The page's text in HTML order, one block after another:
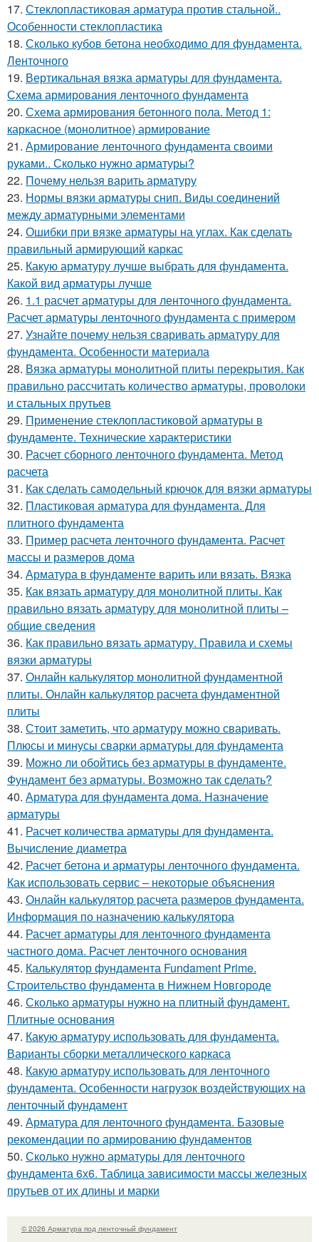
17. Стеклопластиковая арматура против стальной..
Особенности стеклопластика
18. Сколько кубов бетона необходимо для фундамента.
Ленточного
19. Вертикальная вязка арматуры для фундамента.
Схема армирования ленточного фундамента
20. Схема армирования бетонного пола. Метод 1:
каркасное (монолитное) армирование
21. Армирование ленточного фундамента своими
руками.. Сколько нужно арматуры?
22. Почему нельзя варить арматуру
23. Нормы вязки арматуры снип. Виды соединений
между арматурными элементами
24. Ошибки при вязке арматуры на углах. Как сделать
правильный армирующий каркас
25. Какую арматуру лучше выбрать для фундамента.
Какой вид арматуры лучше
26. 1.1 расчет арматуры для ленточного фундамента.
Расчет арматуры ленточного фундамента с примером
27. Узнайте почему нельзя сваривать арматуру для
фундамента. Особенности материала
28. Вязка арматуры монолитной плиты перекрытия. Как
правильно рассчитать количество арматуры, проволоки
и стальных прутьев
29. Применение стеклопластиковой арматуры в
фундаменте. Технические характеристики
30. Расчет сборного ленточного фундамента. Метод
расчета
31. Как сделать самодельный крючок для вязки арматуры
32. Пластиковая арматура для фундамента. Для
плитного фундамента
33. Пример расчета ленточного фундамента. Расчет
массы и размеров дома
34. Арматура в фундаменте варить или вязать. Вязка
35. Как вязать арматуру для монолитной плиты. Как
правильно вязать арматуру для монолитной плиты –
общие сведения
36. Как правильно вязать арматуру. Правила и схемы
вязки арматуры
37. Онлайн калькулятор монолитной фундаментной
плиты. Онлайн калькулятор расчета фундаментной
плиты
38. Стоит заметить, что арматуру можно сваривать.
Плюсы и минусы сварки арматуры для фундамента
39. Можно ли обойтись без арматуры в фундаменте.
Фундамент без арматуры. Возможно так сделать?
40. Арматура для фундамента дома. Назначение
арматуры
41. Расчет количества арматуры для фундамента.
Вычисление диаметра
42. Расчет бетона и арматуры ленточного фундамента.
Как использовать сервис – некоторые объяснения
43. Онлайн калькулятор расчета размеров фундамента.
Информация по назначению калькулятора
44. Расчет арматуры для ленточного фундамента
частного дома. Расчет ленточного основания
45. Калькулятор фундамента Fundament Prime.
Строительство фундамента в Нижнем Новгороде
46. Сколько арматуры нужно на плитный фундамент.
Плитные основания
47. Какую арматуру использовать для фундамента.
Варианты сборки металлического каркаса
48. Какую арматуру использовать для ленточного
фундамента. Особенности нагрузок воздействующих на
ленточный фундамент
49. Арматура для ленточного фундамента. Базовые
рекомендации по армированию фундаментов
50. Сколько нужно арматуры для ленточного
фундамента 6х6. Таблица зависимости массы железных
прутьев от их длины и марки
© 2026 Арматура под ленточный фундамент